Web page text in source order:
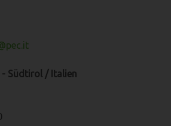
- Südtirol / Italien